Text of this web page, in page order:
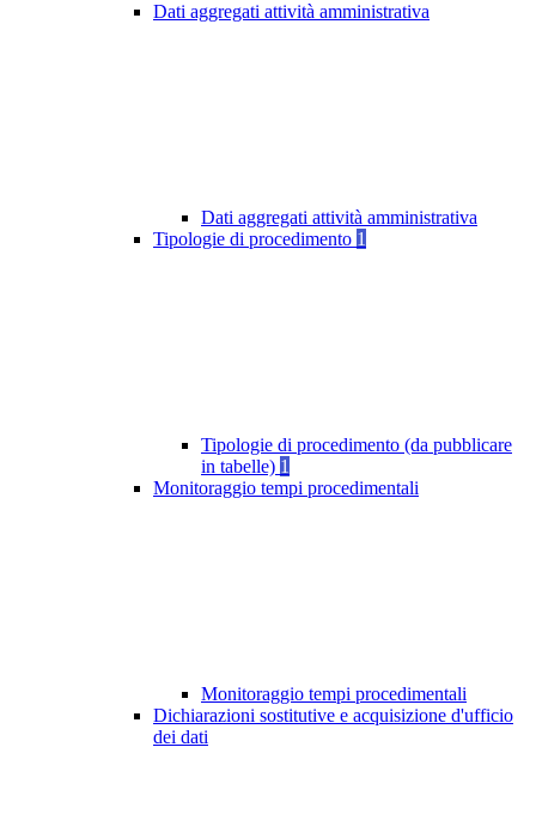
Dati aggregati attività amministrativa
Dati aggregati attività amministrativa
Tipologie di procedimento 1
Tipologie di procedimento (da pubblicare
in tabelle) 1
Monitoraggio tempi procedimentali
Monitoraggio tempi procedimentali
Dichiarazioni sostitutive e acquisizione d'ufficio
dei dati